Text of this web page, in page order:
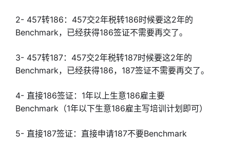
2- 457转186：457交2年税转186时候要这2年的
Benchmark，已经获得186签证不需要再交了。
3- 457转187：457交2年税转187时候要这2年的
Benchmark，已经获得186，187签证不需要再交了。
4- 直接186签证：1年以上生意186雇主要
Benchmark（1年以下生意186雇主写培训计划即可）
5- 直接187签证：直接申请187不要Benchmark